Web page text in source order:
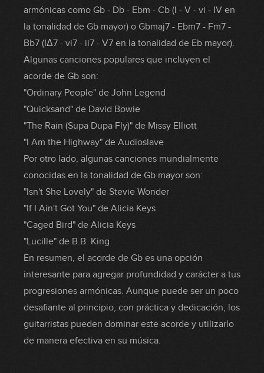
armónicas como Gb - Db - Ebm - Cb (I - V - vi - IV en
la tonalidad de Gb mayor) o Gbmaj7 - Ebm7 - Fm7 -
Bb7 (IΔ7 - vi7 - ii7 - V7 en la tonalidad de Eb mayor).
Algunas canciones populares que incluyen el
acorde de Gb son:
"Ordinary People" de John Legend
"Quicksand" de David Bowie
"The Rain (Supa Dupa Fly)" de Missy Elliott
"I Am the Highway" de Audioslave
Por otro lado, algunas canciones mundialmente
conocidas en la tonalidad de Gb mayor son:
"Isn't She Lovely" de Stevie Wonder
"If I Ain't Got You" de Alicia Keys
"Caged Bird" de Alicia Keys
"Lucille" de B.B. King
En resumen, el acorde de Gb es una opción
interesante para agregar profundidad y carácter a tus
progresiones armónicas. Aunque puede ser un poco
desafiante al principio, con práctica y dedicación, los
guitarristas pueden dominar este acorde y utilizarlo
de manera efectiva en su música.